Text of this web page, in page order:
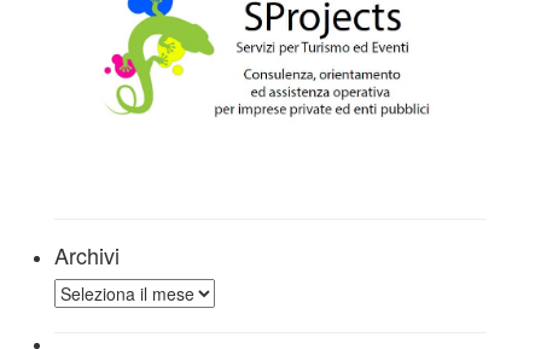
Archivi
Archivi